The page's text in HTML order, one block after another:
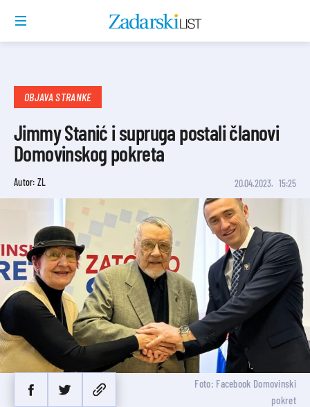
OBJAVA STRANKE
Jimmy Stanić i supruga postali članovi
Domovinskog pokreta
Autor: ZL 20.04.2023. 15:25
Foto: Facebook Domovinski
pokret